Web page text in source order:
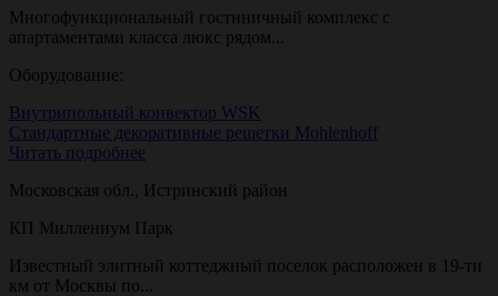
Многофункциональный гостиничный комплекс с
апартаментами класса люкс рядом...
Оборудование:
Внутрипольный конвектор WSK
Стандартные декоративные решетки Mohlenhoff
Читать подробнее
Московская обл., Истринский район
КП Миллениум Парк
Известный элитный коттеджный поселок расположен в 19-ти
км от Москвы по...